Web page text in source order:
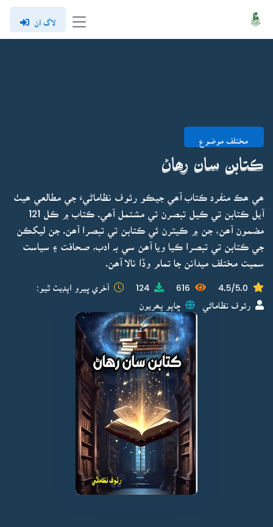
لاگ ان
مختلف موضوع
ڪتابن سان رھاڻ
ھي ھڪ منفرد ڪتاب آھي جيڪو رئوف نظاماڻيءَ جي مطالعي ھيٺ
آيل ڪتابن تي ڪيل تبصرن تي مشتمل آھي. ڪتاب ۾ ڪل 121
مضمون آھن، جن ۾ ڪيترن ئي ڪتابن تي تبصرا آھن. جن ليکڪن
جي ڪتابن تي تبصرا ڪيا ويا آھن سي بہ ادب، صحافت ۽ سياست
سميت مختلف ميدانن جا تمام وڏا نالا آھن.
4.5/5.0
616
124 آخري ڀيرو اپڊيٽ ٿيو:
رئوف نظاماڻي ڇاپو پھريون